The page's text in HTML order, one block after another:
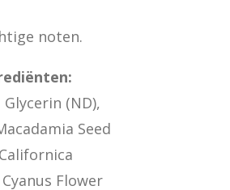
noten.
(ND),
Seed
Flower